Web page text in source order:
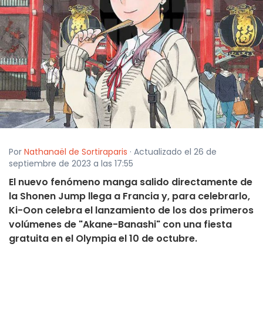
Por Nathanaël de Sortiraparis · Actualizado el 26 de
septiembre de 2023 a las 17:55
El nuevo fenómeno manga salido directamente de
la Shonen Jump llega a Francia y, para celebrarlo,
Ki-Oon celebra el lanzamiento de los dos primeros
volúmenes de "Akane-Banashi" con una fiesta
gratuita en el Olympia el 10 de octubre.